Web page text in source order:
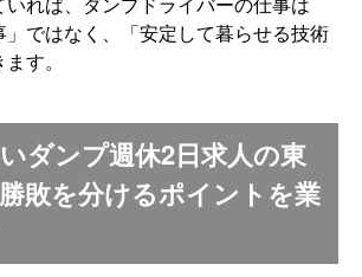
」ではなく、「安定して暮らせる技術
す。
いダンプ週休2日求人の東
敗を分けるポイントを業